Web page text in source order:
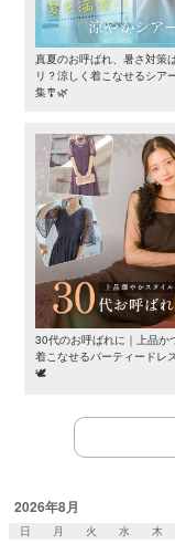
真夏のお呼ばれ、暑さ対策
リ？涼しく着こなせるシア
集🎐🌿
30代のお呼ばれに｜上品か
着こなせるパーティードレ
🕊️
2026年8月
日 月 火 水 木